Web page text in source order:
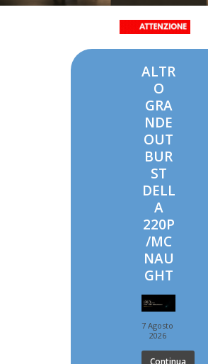
ALTR
O
GRA
NDE
OUT
BUR
ST
DELL
A
220P
/MC
NAU
GHT
7 Agosto
2026
Continua